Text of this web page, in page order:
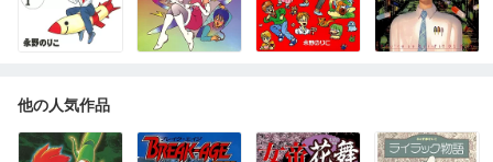
他の人気作品